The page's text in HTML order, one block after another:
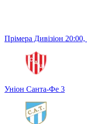
Прімера Дивізіон 20:00,
Уніон Санта-Фе 3